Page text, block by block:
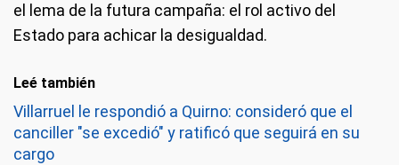
el lema de la futura campaña: el rol activo del
Estado para achicar la desigualdad.
Leé también
Villarruel le respondió a Quirno: consideró que el
canciller "se excedió" y ratificó que seguirá en su
cargo